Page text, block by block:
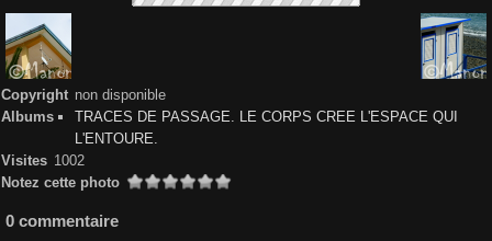
Copyright non disponible
Albums
TRACES DE PASSAGE. LE CORPS CREE L'ESPACE QUI
L'ENTOURE.
Visites 1002
Notez cette photo
0 commentaire